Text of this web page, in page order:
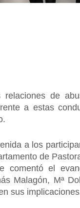
relaciones de
a estas
a los
de
comentó el
Malagón, Mª
sus